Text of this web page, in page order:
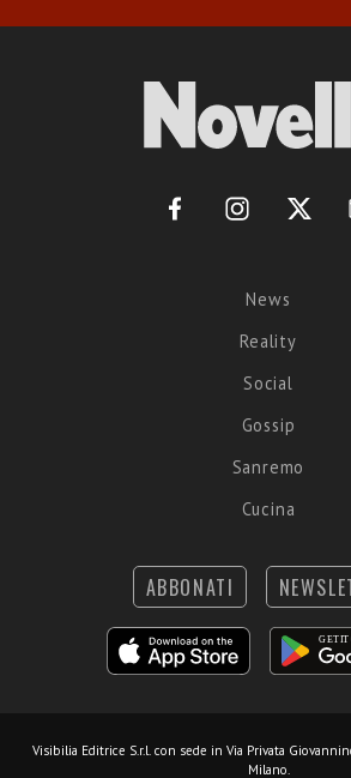
News
Reality
Social
Gossip
Sanremo
Cucina
ABBONATI
Visibilia Editrice S.r.l. con sede in Via Privata
Milano.